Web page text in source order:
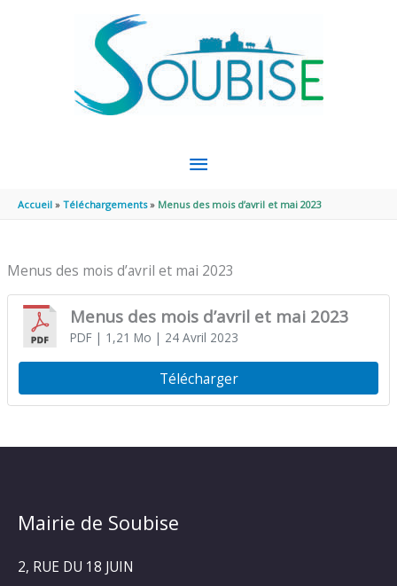
MENU
PRINCIPAL
Accueil Téléchargements Menus des mois d’avril et mai 2023
Menus des mois d’avril et mai 2023
Menus des mois d’avril et mai 2023
PDF| 1,21 Mo | 24 Avril 2023
Télécharger
Mairie de Soubise
2, RUE DU 18 JUIN